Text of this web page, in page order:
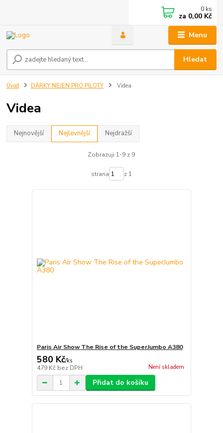
Menu
Hledat
0 ks
za 0,00 Kč
Úvod DÁRKY NEJEN PRO PILOTY Videa
Videa
Nejnovější Nejlevnější Nejdražší
Zobrazuji 1-9 z 9
strana z 1
Paris Air Show The Rise of the SuperJumbo A380
580 Kč/ks
479 Kč bez DPH Není skladem
Přidat do košíku